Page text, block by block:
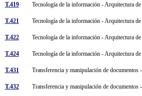
T.419 Tecnología de la información - Arquitectura
T.421 Tecnología de la información - Arquitectura
T.422 Tecnología de la información - Arquitectura
T.424 Tecnología de la información - Arquitectura
T.431 Transferencia y manipulación de
T.432 Transferencia y manipulación de